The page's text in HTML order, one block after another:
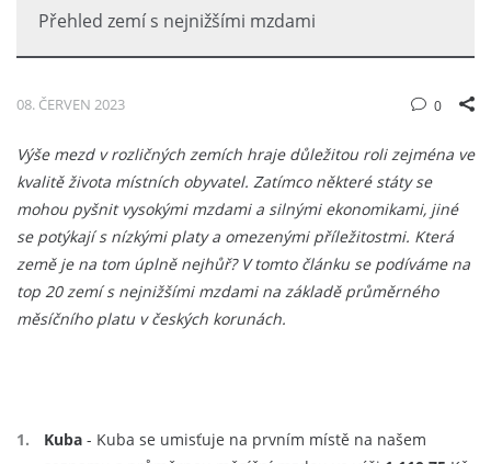
Přehled zemí s nejnižšími mzdami
0
08. ČERVEN 2023
Výše mezd v rozličných zemích hraje důležitou roli zejména ve
kvalitě života místních obyvatel. Zatímco některé státy se
mohou pyšnit vysokými mzdami a silnými ekonomikami, jiné
se potýkají s nízkými platy a omezenými příležitostmi. Která
země je na tom úplně nejhůř? V tomto článku se podíváme na
top 20 zemí s nejnižšími mzdami na základě průměrného
měsíčního platu v českých korunách.
Kuba - Kuba se umisťuje na prvním místě na našem